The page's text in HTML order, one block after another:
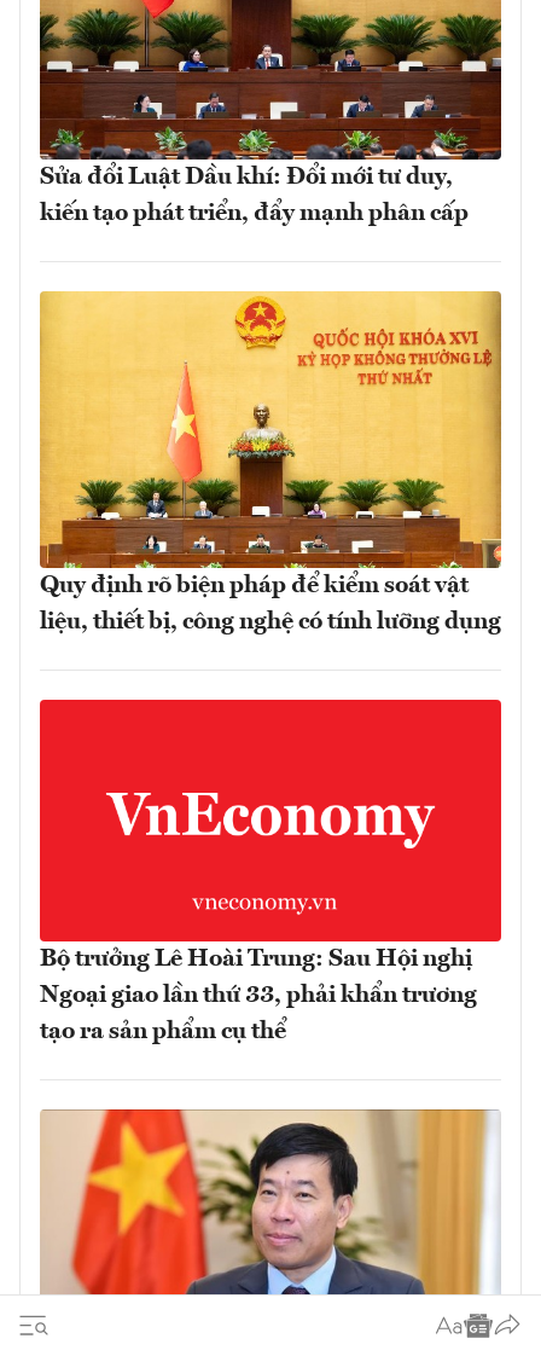
Sửa đổi Luật Dầu khí: Đổi mới tư duy,
kiến tạo phát triển, đẩy mạnh phân cấp
Quy định rõ biện pháp để kiểm soát vật
liệu, thiết bị, công nghệ có tính lưỡng dụng
Bộ trưởng Lê Hoài Trung: Sau Hội nghị
Ngoại giao lần thứ 33, phải khẩn trương
tạo ra sản phẩm cụ thể